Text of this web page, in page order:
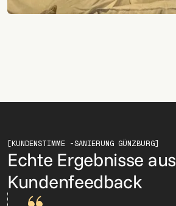
[KUNDENSTIMME -SANIERUNG GÜNZBURG]
Echte Ergebnisse aus
Kundenfeedback